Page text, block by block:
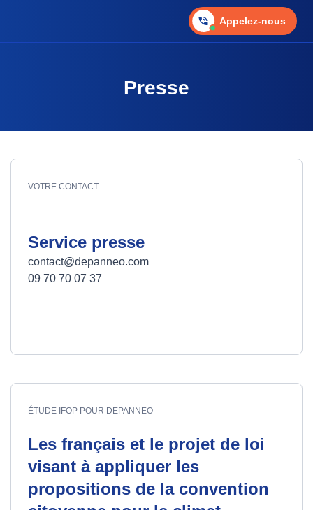
Appelez-nous
Presse
VOTRE CONTACT
Service presse
contact@depanneo.com
09 70 70 07 37
ÉTUDE IFOP POUR DEPANNEO
Les français et le projet de loi
visant à appliquer les
propositions de la convention